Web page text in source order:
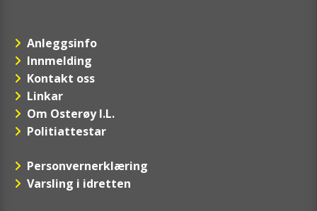
Anleggsinfo
Innmelding
Kontakt oss
Linkar
Om Osterøy I.L.
Politiattestar
Personvernerklæring
Varsling i idretten